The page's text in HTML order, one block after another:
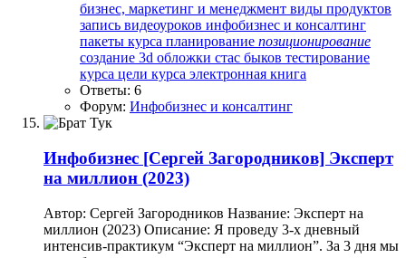
бизнес, маркетинг и менеджмент виды продуктов
запись видеоуроков инфобизнес и консалтинг
пакеты курса планирование позиционирование
создание 3d обложки стас быков тестирование
курса цели курса электронная книга
Ответы: 6
Форум: Инфобизнес и консалтинг
Инфобизнес [Сергей Загородников] Эксперт
на миллион (2023)
Автор: Сергей Загородников Название: Эксперт на
миллион (2023) Описание: Я проведу 3-х дневный
интенсив-практикум “Эксперт на миллион”. За 3 дня мы